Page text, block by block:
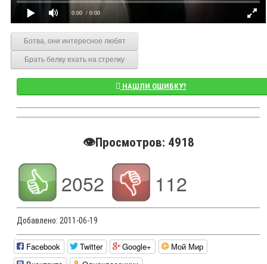
0:00 / 0:00
Ботва, они интересное любят
Брать белку ехать на стрелку
НАШЛИ ОШИБКУ?
👁️Просмотров: 4918
2052 112
Добавлено: 2011-06-19
Facebook Twitter Google+
Мой Мир